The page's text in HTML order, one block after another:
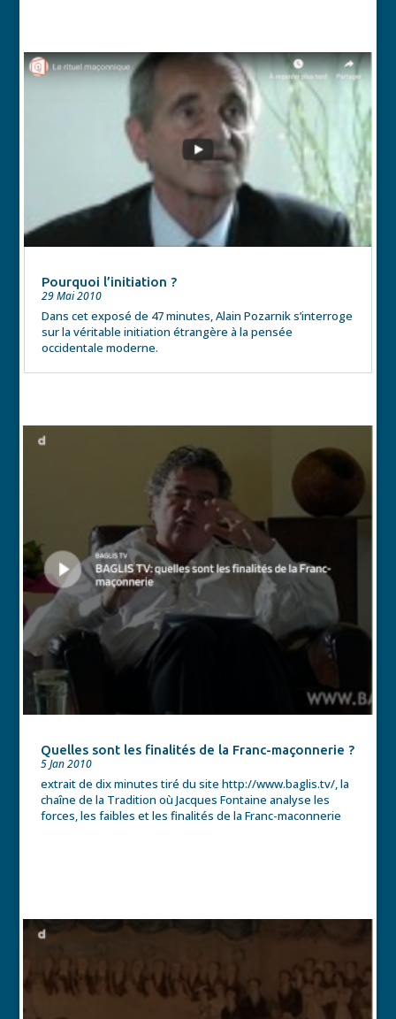
Pourquoi l’initiation ?
29 Mai 2010
Dans cet exposé de 47 minutes, Alain Pozarnik s’interroge
sur la véritable initiation étrangère à la pensée
occidentale moderne.
Quelles sont les finalités de la Franc-maçonnerie ?
5 Jan 2010
extrait de dix minutes tiré du site http://www.baglis.tv/, la
chaîne de la Tradition où Jacques Fontaine analyse les
forces, les faibles et les finalités de la Franc-maconnerie